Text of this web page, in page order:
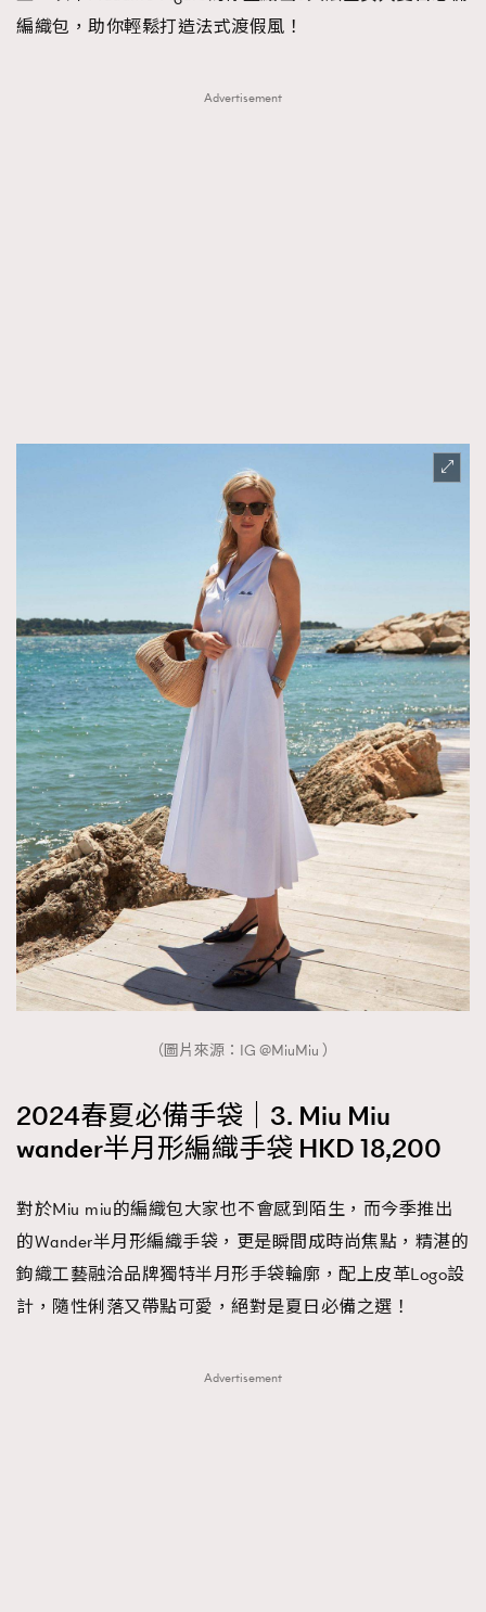
編織包，助你輕鬆打造法式渡假風！
Advertisement
（圖片來源：IG @MiuMiu ）
2024春夏必備手袋｜3. Miu Miu
wander半月形編織手袋 HKD 18,200
對於Miu miu的編織包大家也不會感到陌生，而今季推出
的Wander半月形編織手袋，更是瞬間成時尚焦點，精湛的
鉤織工藝融洽品牌獨特半月形手袋輪廓，配上皮革Logo設
計，隨性俐落又帶點可愛，絕對是夏日必備之選！
Advertisement